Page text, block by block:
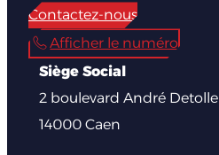
Contactez-nous
Afficher le numéro
Siège Social
2 boulevard André Detolle
14000 Caen